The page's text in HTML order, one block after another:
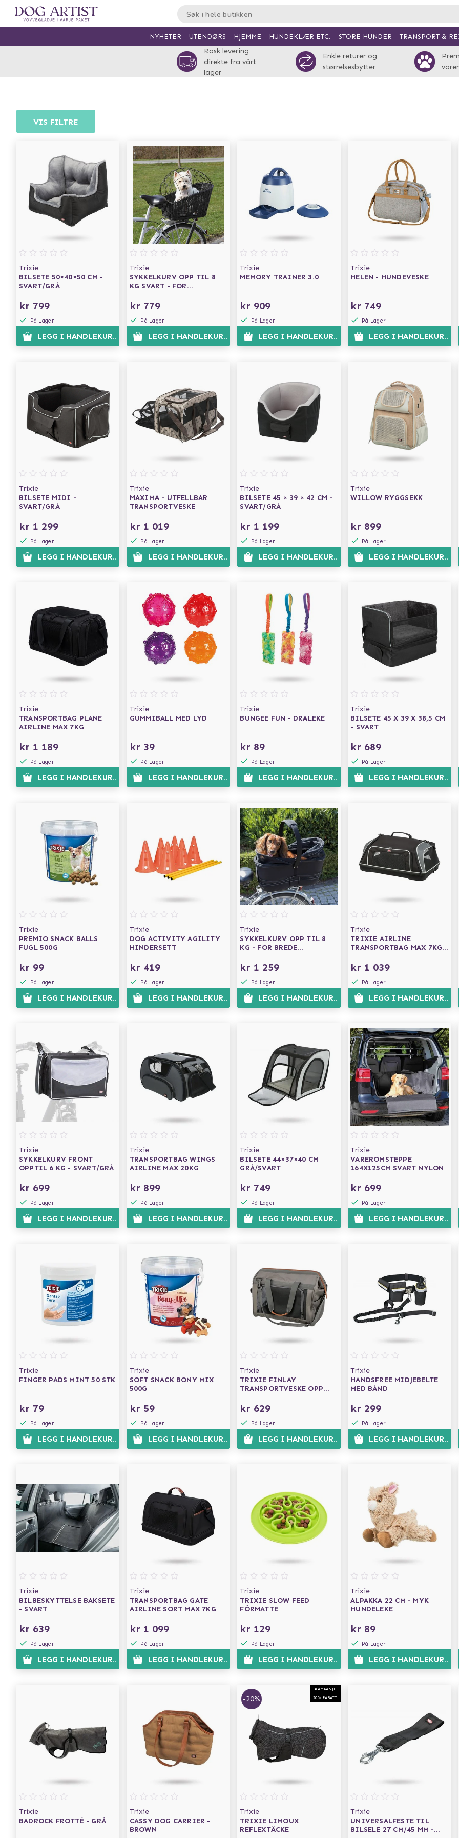
VIS FILTRE
Trixie
BILSETE 50×40×50 CM -
SVART/GRÅ
kr 799
På Lager
LEGG I HANDLEKURVEN
Trixie
SYKKELKURV OPP TIL 8
KG SVART - FOR
kr 779
På Lager
LEGG I HANDLEKURVEN
Trixie
MEMORY TRAINER 3.0
kr 909
På Lager
LEGG I HANDLEKURVEN
Trixie
HELEN - HUNDEVESKE
kr 749
På Lager
LEGG I
Trixie
BILSETE MIDI -
SVART/GRÅ
kr 1 299
På Lager
LEGG I HANDLEKURVEN
Trixie
MAXIMA - UTFELLBAR
TRANSPORTVESKE
kr 1 019
På Lager
LEGG I HANDLEKURVEN
Trixie
BILSETE 45 × 39 × 42 CM -
SVART/GRÅ
kr 1 199
På Lager
LEGG I HANDLEKURVEN
Trixie
WILLOW RYGGSEKK
kr 899
På Lager
LEGG I
Trixie
TRANSPORTBAG PLANE
AIRLINE MAX 7KG
kr 1 189
På Lager
LEGG I HANDLEKURVEN
Trixie
GUMMIBALL MED LYD
kr 39
På Lager
LEGG I HANDLEKURVEN
Trixie
BUNGEE FUN - DRALEKE
kr 89
På Lager
LEGG I HANDLEKURVEN
Trixie
BILSETE 45 X 39 X 38,5 CM
- SVART
kr 689
På Lager
LEGG I
Trixie
PREMIO SNACK BALLS
FUGL 500G
kr 99
På Lager
LEGG I HANDLEKURVEN
Trixie
DOG ACTIVITY AGILITY
HINDERSETT
kr 419
På Lager
LEGG I HANDLEKURVEN
Trixie
SYKKELKURV OPP TIL 8
KG - FOR BREDE
kr 1 259
På Lager
LEGG I HANDLEKURVEN
Trixie
TRIXIE AIRLINE
TRANSPORTBAG MAX 7KG -
kr 1 039
På Lager
LEGG I
Trixie
SYKKELKURV FRONT
OPPTIL 6 KG - SVART/GRÅ
kr 699
På Lager
LEGG I HANDLEKURVEN
Trixie
TRANSPORTBAG WINGS
AIRLINE MAX 20KG
kr 899
På Lager
LEGG I HANDLEKURVEN
Trixie
BILSETE 44×37×40 CM
GRÅ/SVART
kr 749
På Lager
LEGG I HANDLEKURVEN
Trixie
VAREROMSTEPPE
164X125CM SVART NYLON
kr 699
På Lager
LEGG I
Trixie
FINGER PADS MINT 50 STK
kr 79
På Lager
LEGG I HANDLEKURVEN
Trixie
SOFT SNACK BONY MIX
500G
kr 59
På Lager
LEGG I HANDLEKURVEN
Trixie
TRIXIE FINLAY
TRANSPORTVESKE OPP
kr 629
På Lager
LEGG I HANDLEKURVEN
Trixie
HANDSFREE MIDJEBELTE
MED BÅND
kr 299
På Lager
LEGG I
Trixie
BILBESKYTTELSE BAKSETE
- SVART
kr 639
På Lager
LEGG I HANDLEKURVEN
Trixie
TRANSPORTBAG GATE
AIRLINE SORT MAX 7KG
kr 1 099
På Lager
LEGG I HANDLEKURVEN
Trixie
TRIXIE SLOW FEED
FÔRMATTE
kr 129
På Lager
LEGG I HANDLEKURVEN
Trixie
ALPAKKA 22 CM - MYK
HUNDELEKE
kr 89
På Lager
LEGG I
Trixie
BADROCK FROTTÉ - GRÅ
Trixie
CASSY DOG CARRIER -
BROWN
KAMPANJE
20% RABATT
-20%
Trixie
TRIXIE LIMOUX
REFLEXTÄCKE
Trixie
UNIVERSALFESTE TIL
BILSELE 27 CM/45 MM -
NYHETER UTENDØRS HJEMME HUNDEKLÆR ETC. STORE HUNDER TRANSPORT &
Rask levering
direkte fra vårt
lager
Enkle returer og
størrelsesbytter